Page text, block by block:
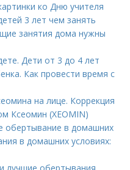
ко Дню учителя
3 лет чем занять
занятия дома нужны
Дети от 3 до 4 лет
Как провести время с
на лице. Коррекция
Ксеомин (XEOMIN)
обертывание в домашних
в домашних условиях: